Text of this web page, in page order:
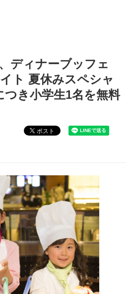
ル日航大阪、ディナーブッフェ「キッズデ
ディナーブッフェ
ト 夏休みスペシャ
つき小学生1名を無料
ポスト